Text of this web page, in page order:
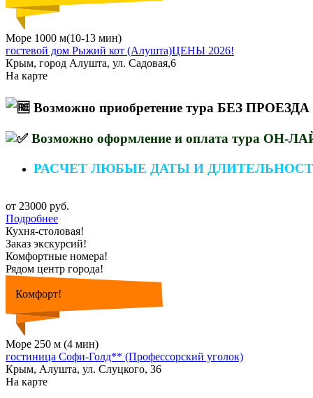
Море 1000 м(10-13 мин)
гостевой дом Рыжий кот (Алушта)ЦЕНЫ 2026!
Крым, город Алушта, ул. Садовая,6
На карте
Возможно приобретение тура БЕЗ ПРОЕЗДА
Возможно оформление и оплата тура ОН-
РАСЧЕТ ЛЮБЫЕ ДАТЫ И
от 23000 руб.
Подробнее
Кухня-столовая!
Заказ экскурсий!
Комфортные номера!
Рядом центр города!
Комфорт!
Море 250 м (4 мин)
гостиница Софи-Голд** (Профессорский уголок)
Крым, Алушта, ул. Слуцкого, 36
На карте